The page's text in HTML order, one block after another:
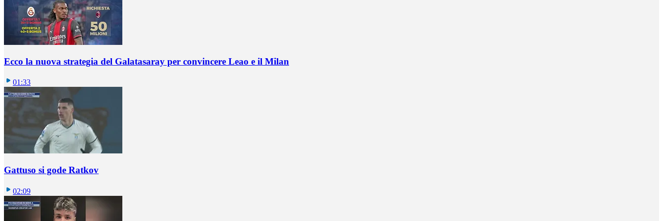
Ecco la nuova strategia del Galatasaray per convincere Leao e il Milan
01:33
Gattuso si gode Ratkov
02:09